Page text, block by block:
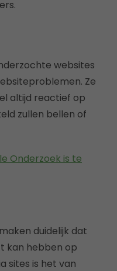
websites
Ze
altijd reactief op
zullen bellen of
Onderzoek is te
duidelijk dat
kan hebben op
sites is het van